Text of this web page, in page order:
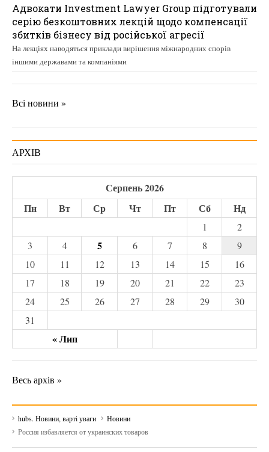
Адвокати Investment Lawyer Group підготували
серію безкоштовних лекцій щодо компенсації
збитків бізнесу від російської агресії
На лекціях наводяться приклади вирішення міжнародних спорів
іншими державами та компаніями
Всі новини »
АРХІВ
Серпень 2026
Пн
Вт Ср Чт Пт Сб Нд
« Лип
1
2
3
4 5 6 7 8
9
10
11 12 13 14 15
16
17
18 19 20 21 22
23
24
25 26 27 28 29
30
31
Весь архів »
hubs. Новини, варті уваги
Новини
Россия избавляется от украинских товаров